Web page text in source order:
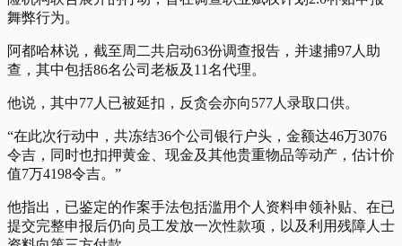
舞弊行为。
阿都哈林说，截至周二共启动63份调查报告，并逮捕97人助
查，其中包括86名公司老板及11名代理。
他说，其中77人已被延扣，反贪会亦向577人录取口供。
“在此次行动中，共冻结36个公司银行户头，金额达46万3076
令吉，同时也扣押黄金、现金及其他贵重物品等动产，估计价
值7万4198令吉。”
他指出，已鉴定的作案手法包括滥用个人资料申领补贴、在已
提交完整申报后仍向员工发放一次性款项，以及利用残障人士